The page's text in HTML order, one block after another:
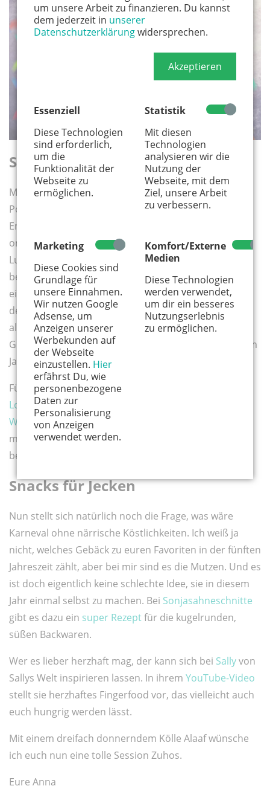
um unsere Arbeit zu finanzieren. Du kannst
dem jederzeit in unserer
Datenschutzerklärungwidersprechen.
Akzeptieren
Essenziell
Diese Technologien
sind erforderlich,
um die
Funktionalität der
Webseite zu
ermöglichen.
Statistik
Mit diesen
Technologien
analysieren wir die
Nutzung der
Webseite, mit dem
Ziel, unsere Arbeit
zu verbessern.
Marketing
Diese Cookies sind
Grundlage für
unsere Einnahmen.
Wir nutzen Google
Adsense, um
Anzeigen unserer
Werbekunden auf
der Webseite
einzustellen. Hier
erfährst Du, wie
personenbezogene
Daten zur
Personalisierung
von Anzeigen
verwendet werden.
Komfort/Externe
Medien
Diese Technologien
werden verwendet,
um dir ein besseres
Nutzungserlebnis
zu ermöglichen.
Spiele für eine närrische Zeit
Mit ein paar Karnevalsklassikern auf den Ohren, einer
Polonaise durch die eigenen vier Wände oder einem
Ententanz im Wohnzimmer kommt bestimmt schon
ordentlich Stimmung in die eigene Bude. Wer noch
Lust auf etwas mehr Action zu Hause hat, schaut am
besten mal bei Lisa von
Mamakreativvorbei. Sie hat
eine Sammlung von Karnevalsaktivitäten erstellt, bei
denen von Bastelideen bis hin zu Bewegungsspielen
alles dabei ist. Und wie wäre es mit einer
Grußbotschaft, für diejenigen, mit denen wir in diesem
Jahr nicht feiern dürfen? Mehr dazu in
Für die richtige Musik zu Hause sorgt in diesem Jahr
Loss mer singemit ihrem
Webshop und einem tollen
musikalischen Überraschungspaket fliegen dann
bestimmt auch bei euch die Löcher aus dem Käse.
Snacks für Jecken
Nun stellt sich natürlich noch die Frage, was wäre
Karneval ohne närrische Köstlichkeiten. Ich weiß ja
nicht, welches Gebäck zu euren Favoriten in der fünften
Jahreszeit zählt, aber bei mir sind es die Mutzen. Und es
ist doch eigentlich keine schlechte Idee, sie in diesem
Jahr einmal selbst zu machen. Bei Sonjasahneschnitte
gibt es dazu ein super Rezeptfür die kugelrunden,
süßen Backwaren.
Wer es lieber herzhaft mag, der kann sich bei Sallyvon
Sallys Welt inspirieren lassen. In ihrem YouTube-Video
stellt sie herzhaftes Fingerfood vor, das vielleicht auch
euch hungrig werden lässt.
Mit einem dreifach donnerndem Kölle Alaaf wünsche
ich euch nun eine tolle Session Zuhos.
Eure Anna